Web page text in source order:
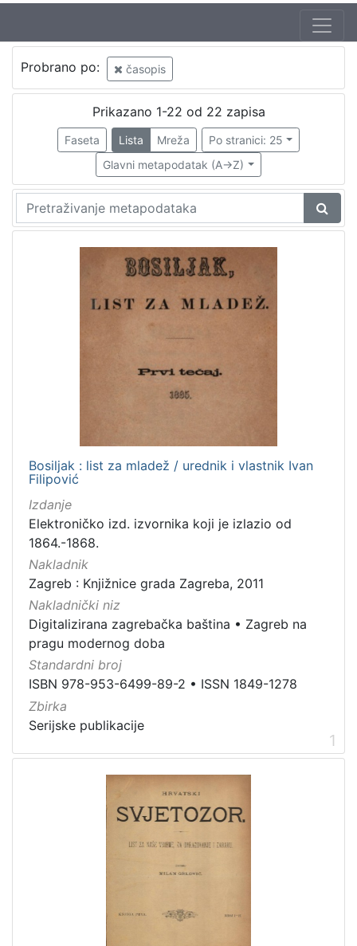
Autor
Gršković, Ivan
Wittmann, Pavao – (22. 08. 1920)
1
Knjižnice grada Zagreba
Nakladnička
cjelina
Digitalizirana zagrebačka baština
Zagreb na pragu modernog doba
Sport
Zagreb i Prvi svjetski rat
Probrano po: časopis
Prikazano 1-22 od 22 zapisa
Faseta Lista Mreža
Po stranici: 25
Glavni metapodatak (A->Z)
Bosiljak : list za mladež / urednik i vlastnik Ivan
Filipović
Izdanje
Elektroničko izd. izvornika koji je izlazio od
1864.-1868.
Nakladnik
Zagreb : Knjižnice grada Zagreba, 2011
Nakladnički niz
Digitalizirana zagrebačka baština • Zagreb na
pragu modernog doba
Standardni broj
ISBN 978-953-6499-89-2 • ISSN 1849-1278
Zbirka
Serijske publikacije
1